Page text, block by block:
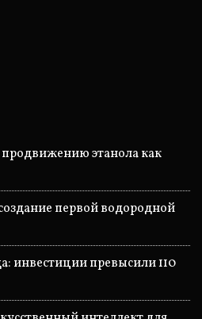
этанола как
первой водородной
инвестиции превысили 110